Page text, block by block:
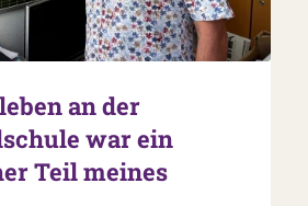
an der
war ein
Teil meines